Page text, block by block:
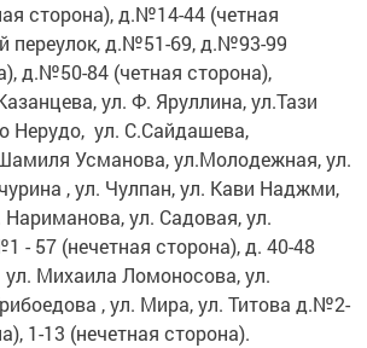
сторона), д.№14-44 (четная
переулок, д.№51-69, д.№93-99
д.№50-84 (четная сторона),
ул. Ф. Яруллина, ул.Тази
Нерудо, ул. С.Сайдашева,
Усманова, ул.Молодежная, ул.
, ул. Чулпан, ул. Кави Наджми,
Нариманова, ул. Садовая, ул.
- 57 (нечетная сторона), д. 40-48
ул. Михаила Ломоносова, ул.
, ул. Мира, ул. Титова д.№2-
1-13 (нечетная сторона).